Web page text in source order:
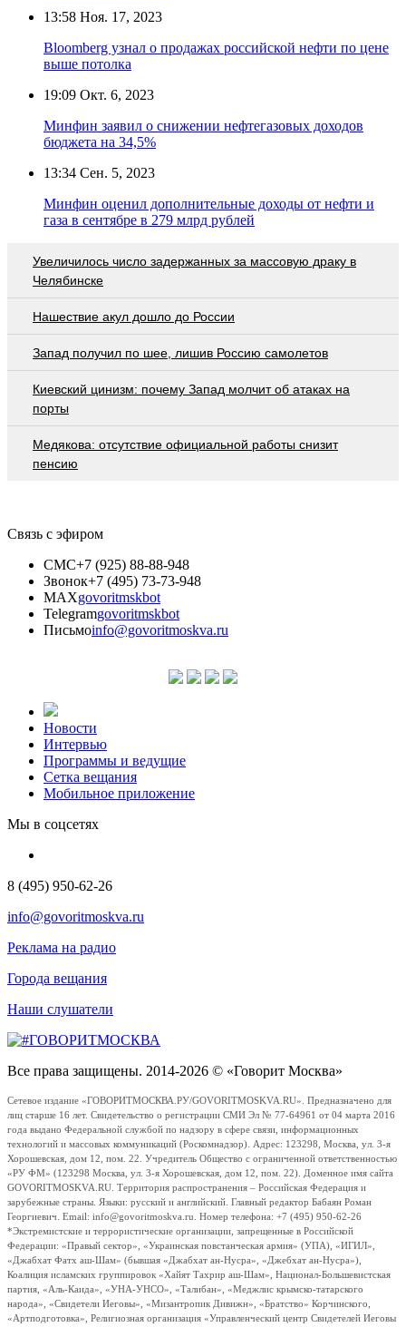
13:58 Ноя. 17, 2023
Bloomberg узнал о продажах российской нефти по цене
выше потолка
19:09 Окт. 6, 2023
Минфин заявил о снижении нефтегазовых доходов
бюджета на 34,5%
13:34 Сен. 5, 2023
Минфин оценил дополнительные доходы от нефти и
газа в сентябре в 279 млрд рублей
Увеличилось число задержанных за массовую драку в
Челябинске
Нашествие акул дошло до России
Запад получил по шее, лишив Россию самолетов
Киевский цинизм: почему Запад молчит об атаках на
порты
Медякова: отсутствие официальной работы снизит
пенсию
Связь с эфиром
СМС+7 (925) 88-88-948
Звонок+7 (495) 73-73-948
MAXgovoritmskbot
Telegramgovoritmskbot
Письмоinfo@govoritmoskva.ru
Новости
Интервью
Программы и ведущие
Сетка вещания
Мобильное приложение
Мы в соцсетях
8 (495) 950-62-26
info@govoritmoskva.ru
Реклама на радио
Города вещания
Наши слушатели
Все права защищены. 2014-2026 © «Говорит Москва»
Сетевое издание «ГОВОРИТМОСКВА.РУ/GOVORITMOSKVA.RU». Предназначено для
лиц старше 16 лет. Свидетельство о регистрации СМИ Эл № 77-64961 от 04 марта 2016
года выдано Федеральной службой по надзору в сфере связи, информационных
технологий и массовых коммуникаций (Роскомнадзор). Адрес: 123298, Москва, ул. 3-я
Хорошевская, дом 12, пом. 22. Учредитель Общество с ограниченной ответственностью
«РУ ФМ» (123298 Москва, ул. 3-я Хорошевская, дом 12, пом. 22). Доменное имя сайта
GOVORITMOSKVA.RU. Территория распространения – Российская Федерация и
зарубежные страны. Языки: русский и английский. Главный редактор Бабаян Роман
Георгиевич. Email: info@govoritmoskva.ru. Номер телефона: +7 (495) 950-62-26
*Экстремистские и террористические организации, запрещенные в Российской
Федерации: «Правый сектор», «Украинская повстанческая армия» (УПА), «ИГИЛ»,
«Джабхат Фатх аш-Шам» (бывшая «Джабхат ан-Нусра», «Джебхат ан-Нусра»),
Коалиция исламских группировок «Хайят Тахрир аш-Шам», Национал-Большевистская
партия, «Аль-Каида», «УНА-УНСО», «Талибан», «Меджлис крымско-татарского
народа», «Свидетели Иеговы», «Мизантропик Дивижн», «Братство» Корчинского,
«Артподготовка», Религиозная организация «Управленческий центр Свидетелей Иеговы